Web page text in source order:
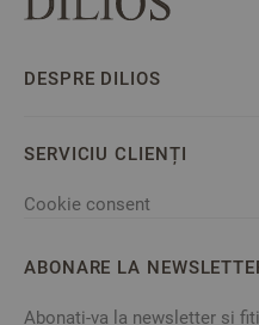
DESPRE DILIOS
SERVICIU CLIENȚI
Cookie consent
ABONARE LA
Abonati-va la newsletter si